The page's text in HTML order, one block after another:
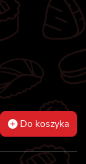
Do koszyka